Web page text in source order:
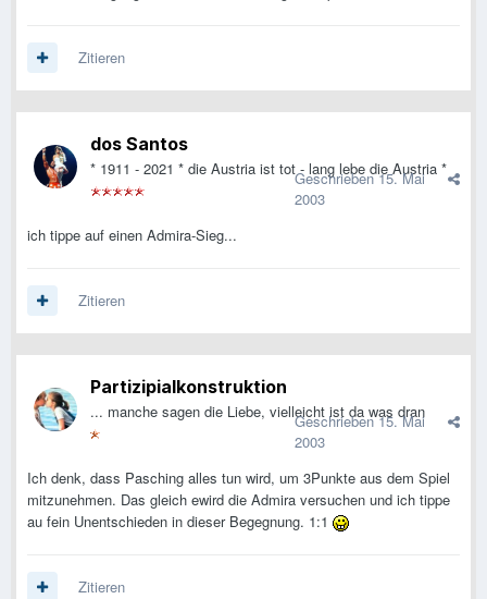
Zitieren
dos Santos
* 1911 - 2021 * die Austria ist tot - lang lebe die Austria *
Geschrieben15. Mai
2003
ich tippe auf einen Admira-Sieg...
Zitieren
Partizipialkonstruktion
... manche sagen die Liebe, vielleicht ist da was dran
Geschrieben15. Mai
2003
Ich denk, dass Pasching alles tun wird, um 3Punkte aus dem Spiel
mitzunehmen. Das gleich ewird die Admira versuchen und ich tippe
au fein Unentschieden in dieser Begegnung. 1:1
Zitieren